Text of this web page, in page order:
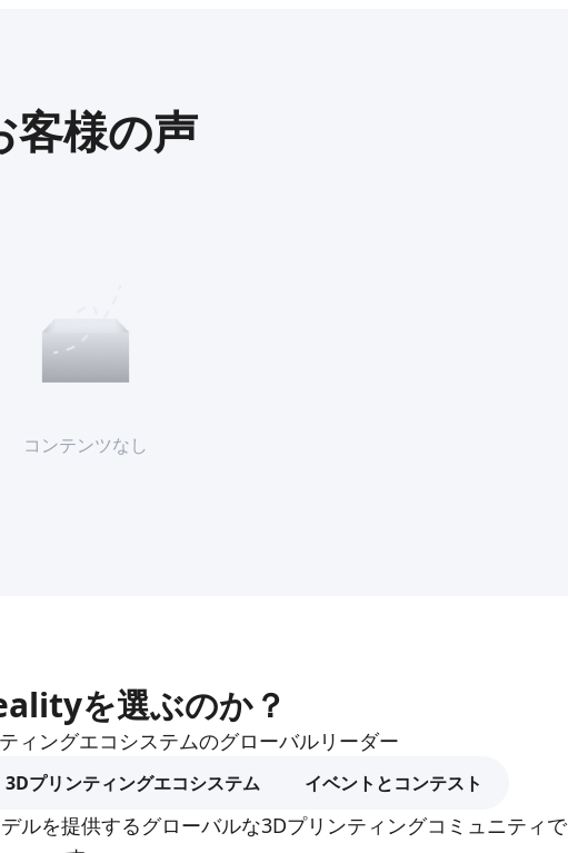
客様の声
コンテンツなし
を選ぶのか？
ィングエコシステムのグローバルリーダー
3Dプリンティングエコシステム イベントとコンテスト
ルを提供するグローバルな3Dプリンティングコミュニティで